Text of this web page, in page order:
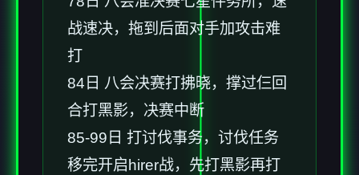
战速决，拖到后面对手加攻击难
打
84日 八会决赛打拂晓，撑过仨回
合打黑影，决赛中断
85-99日 打讨伐事务，讨伐任务
移完开启hirer战，先打黑影再打